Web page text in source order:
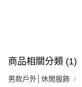
商品相關分類 (1)
男款戶外│休閒服飾